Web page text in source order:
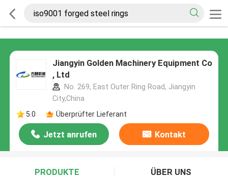
Jiangyin Golden Machinery Equipment Co
, Ltd
No. 269, East Outer Ring Road, Jiangyin
City,China
5.0
Überprüfter Lieferant
Jetzt anrufen Kontakt
PRODUKTE ÜBER UNS